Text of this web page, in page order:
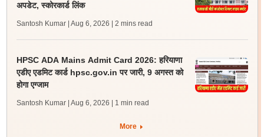
अपडेट, स्कोरकार्ड लिंक
Santosh Kumar | Aug 6, 2026 | 2 mins read
HPSC ADA Mains Admit Card 2026: हरियाणा
एडीए एडमिट कार्ड hpsc.gov.in पर जारी, 9 अगस्त को
होगा एग्जाम
Santosh Kumar | Aug 6, 2026 | 1 min read
More